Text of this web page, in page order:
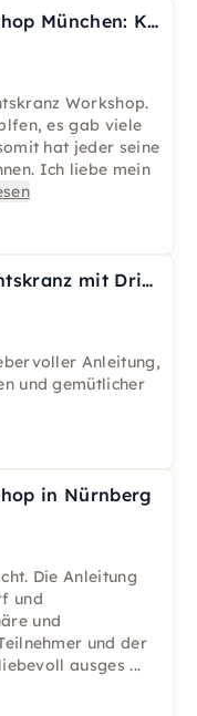
Adventskranz Workshop München: Kranz selber binden
Workshop.
es gab viele
hat jeder seine
Ich liebe mein
Makramee Weihnachtskranz mit Drinks & Snacks in Erfurt
Anleitung,
und gemütlicher
in Nürnberg
Die Anleitung
und
und
und der
ausges ...